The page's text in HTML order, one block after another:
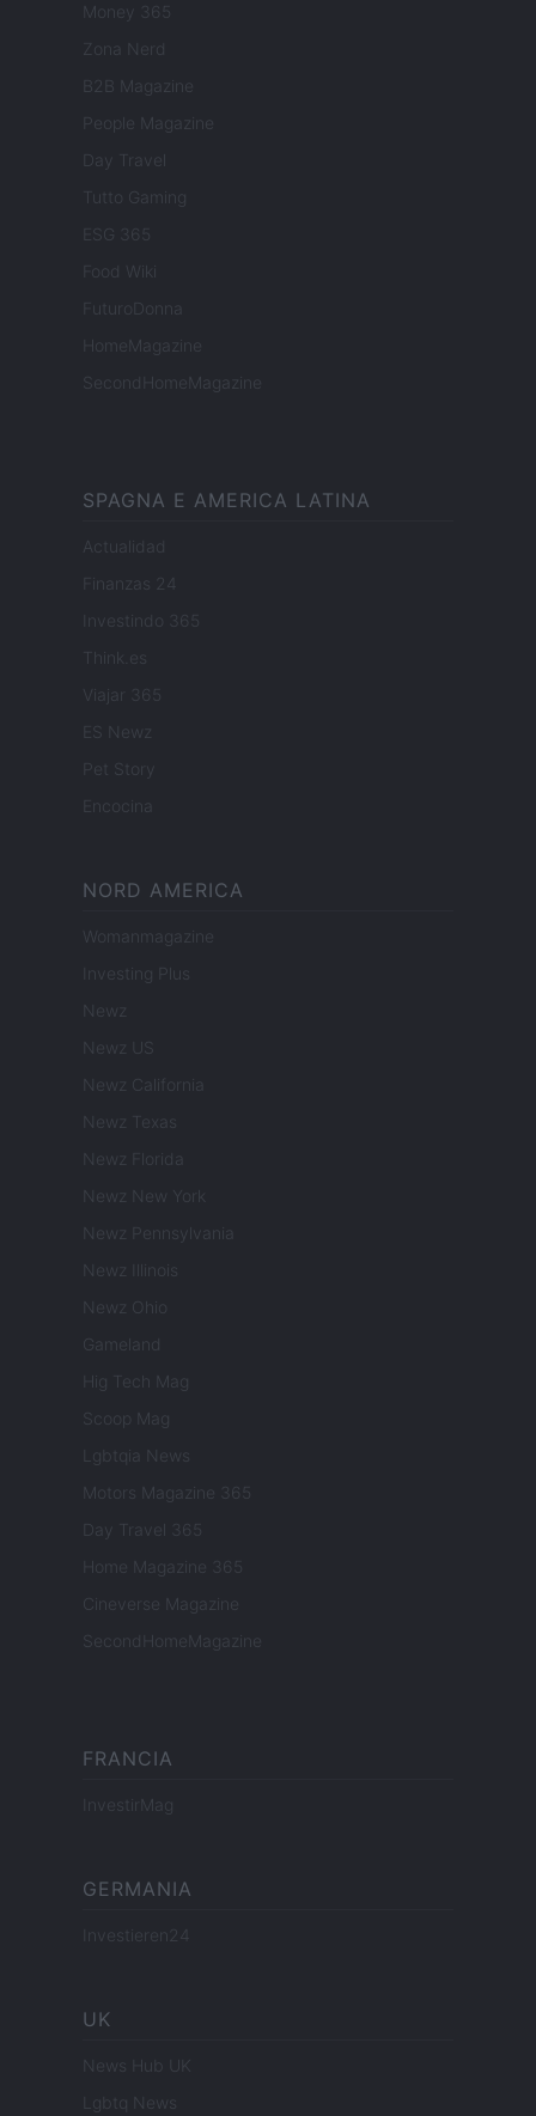
Money 365
Zona Nerd
B2B Magazine
People Magazine
Day Travel
Tutto Gaming
ESG 365
Food Wiki
FuturoDonna
HomeMagazine
SecondHomeMagazine
SPAGNA E AMERICA LATINA
Actualidad
Finanzas 24
Investindo 365
Think.es
Viajar 365
ES Newz
Pet Story
Encocina
NORD AMERICA
Womanmagazine
Investing Plus
Newz
Newz US
Newz California
Newz Texas
Newz Florida
Newz New York
Newz Pennsylvania
Newz Illinois
Newz Ohio
Gameland
Hig Tech Mag
Scoop Mag
Lgbtqia News
Motors Magazine 365
Day Travel 365
Home Magazine 365
Cineverse Magazine
SecondHomeMagazine
FRANCIA
InvestirMag
GERMANIA
Investieren24
UK
News Hub UK
Lgbtq News